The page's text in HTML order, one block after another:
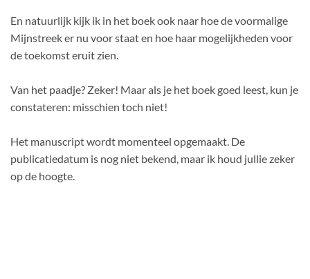
En natuurlijk kijk ik in het boek ook naar hoe de voormalige
Mijnstreek er nu voor staat en hoe haar mogelijkheden voor
de toekomst eruit zien.
Van het paadje? Zeker! Maar als je het boek goed leest, kun je
constateren: misschien toch niet!
Het manuscript wordt momenteel opgemaakt. De
publicatiedatum is nog niet bekend, maar ik houd jullie zeker
op de hoogte.